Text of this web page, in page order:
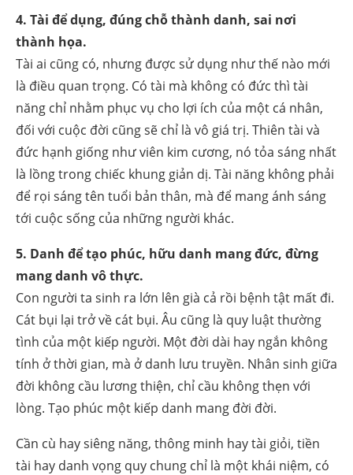
4. Tài để dụng, đúng chỗ thành danh, sai nơi
thành họa.
Tài ai cũng có, nhưng được sử dụng như thế nào mới
là điều quan trọng. Có tài mà không có đức thì tài
năng chỉ nhằm phục vụ cho lợi ích của một cá nhân,
đối với cuộc đời cũng sẽ chỉ là vô giá trị. Thiên tài và
đức hạnh giống như viên kim cương, nó tỏa sáng nhất
là lồng trong chiếc khung giản dị. Tài năng không phải
để rọi sáng tên tuổi bản thân, mà để mang ánh sáng
tới cuộc sống của những người khác.
5. Danh để tạo phúc, hữu danh mang đức, đừng
mang danh vô thực.
Con người ta sinh ra lớn lên già cả rồi bệnh tật mất đi.
Cát bụi lại trở về cát bụi. Âu cũng là quy luật thường
tình của một kiếp người. Một đời dài hay ngắn không
tính ở thời gian, mà ở danh lưu truyền. Nhân sinh giữa
đời không cầu lương thiện, chỉ cầu không thẹn với
lòng. Tạo phúc một kiếp danh mang đời đời.
Cần cù hay siêng năng, thông minh hay tài giỏi, tiền
tài hay danh vọng quy chung chỉ là một khái niệm, có